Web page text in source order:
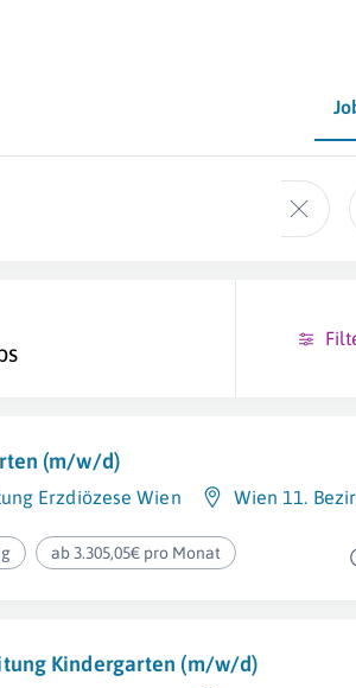
(m/w/d)
Erzdiözese Wien Wien 11.
ab 3.305,05€ pro Monat
Kindergarten (m/w/d)